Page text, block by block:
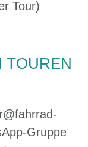
Tour)
TOUREN
Gruppe